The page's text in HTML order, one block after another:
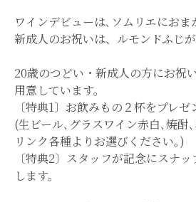
ワインデビューは､ソムリエにおま
新成人のお祝いは、ルモンドふじが
20歳のつどい・新成人の方にお祝
用意しています。
〔特典1〕お飲みもの２杯をプレゼ
(生ビール､グラスワイン赤白､焼酎
リンク各種よりお選びください｡)
〔特典2〕スタッフが記念にスナ
します。